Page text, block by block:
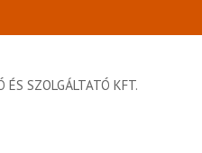
ÉS SZOLGÁLTATÓ KFT.